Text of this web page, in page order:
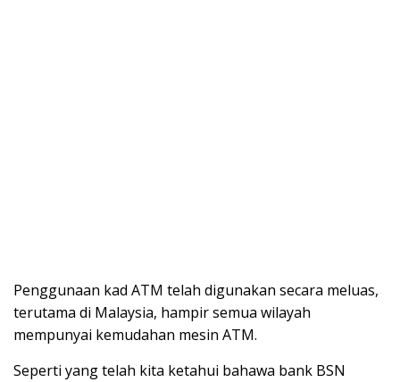
Penggunaan kad ATM telah digunakan secara meluas,
terutama di Malaysia, hampir semua wilayah
mempunyai kemudahan mesin ATM.
Seperti yang telah kita ketahui bahawa bank BSN